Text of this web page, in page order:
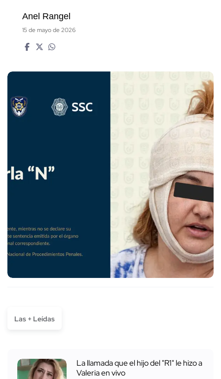
Anel Rangel
15 de mayo de 2026
Las + Leídas
La llamada que el hijo del "R1" le hizo a
Valeria en vivo